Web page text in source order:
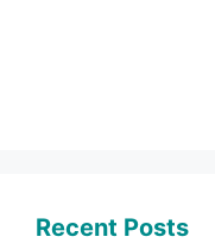
Recent Posts